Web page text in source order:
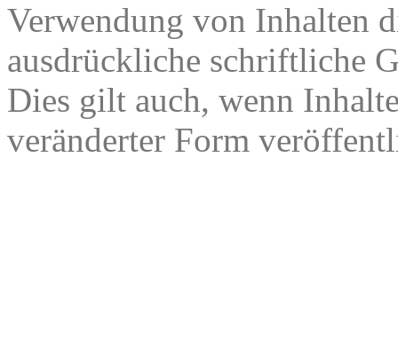
Verwendung von Inhalten
ausdrückliche schriftliche
Dies gilt auch, wenn
veränderter Form